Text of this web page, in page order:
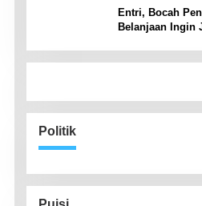
Patah
Entri, Bocah
Belanjaan Ingin
Politik